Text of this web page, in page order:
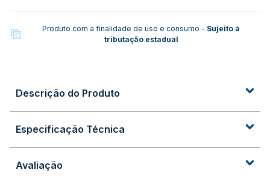
Produto com a finalidade de uso e consumo - Sujeito à
tributação estadual
Descrição do Produto
Especificação Técnica
Avaliação